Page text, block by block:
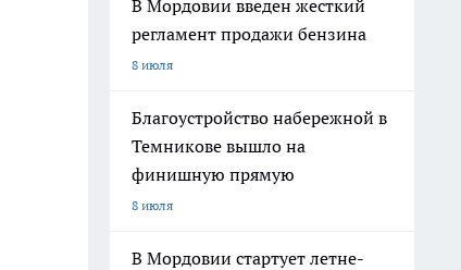
В Мордовии введен жесткий
регламент продажи бензина
8 июля
Благоустройство набережной в
Темникове вышло на
финишную прямую
8 июля
В Мордовии стартует летне-